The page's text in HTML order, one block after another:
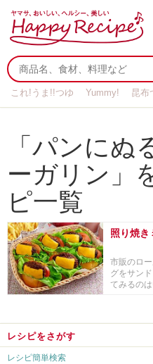
これ!うま!!つゆ Yummy! 昆布
「パンにぬ
ーガリン」
ピ一覧
照り焼き
市販のロ
グをサン
てみるの
レシピをさがす
レシピ簡単検索